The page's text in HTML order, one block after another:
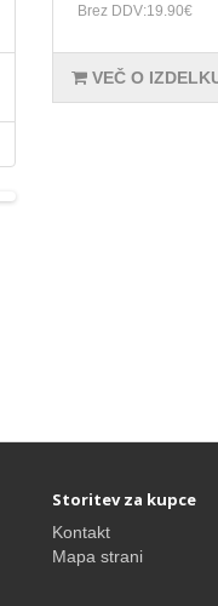
Brez DDV:19.90€
VEČ O
Storitev za kupce
Kontakt
Mapa strani